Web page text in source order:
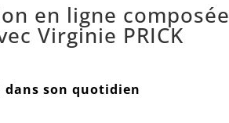
en ligne composée
Virginie PRICK
dans son quotidien